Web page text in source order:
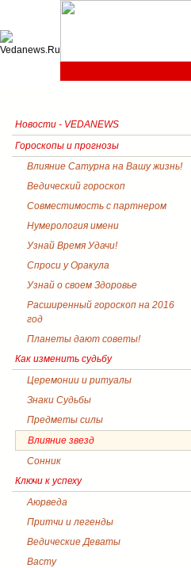
Новости - VEDANEWS
Гороскопы и прогнозы
Влияние Сатурна на Вашу жизнь!
Ведический гороскоп
Совместимость с партнером
Нумерология имени
Узнай Время Удачи!
Спроси у Оракула
Узнай о своем Здоровье
Расширенный гороскоп на 2016
год
Планеты дают советы!
Как изменить судьбу
Церемонии и ритуалы
Знаки Судьбы
Предметы силы
Влияние звезд
Сонник
Ключи к успеху
Аюрведа
Притчи и легенды
Ведические Деваты
Васту